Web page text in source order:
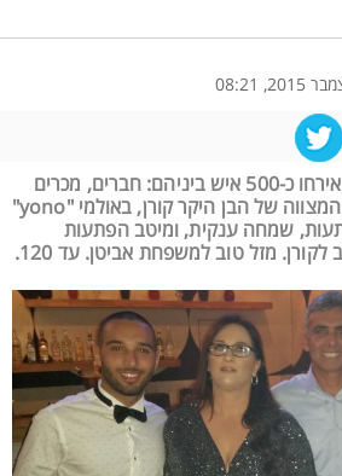
מאיר אביטן ורעייתו דיתי אירחו כ-500 איש ביניהם: חברים, מכרים
ובני משפחה לחגיגת בר המצווה של הבן היקר קורן, באולמי "yono"
שמחה ענקית, ומיטב הפתעות
מזל טוב למשפחת אביטן. עד 120.